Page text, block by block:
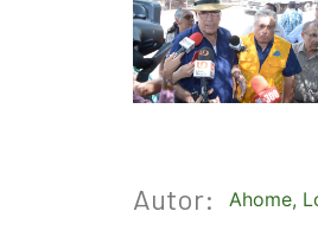
Autor: Ahome,